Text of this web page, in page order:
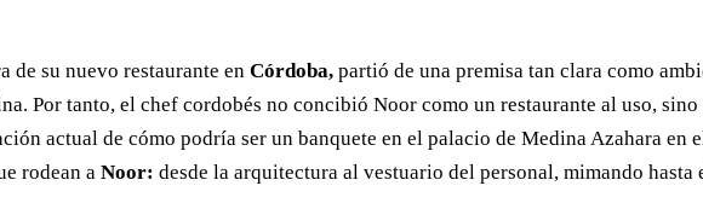
de su nuevo restaurante en Córdoba, partió de una premisa tan clara como
Por tanto, el chef cordobés no concibió Noor como un restaurante al uso,
actual de cómo podría ser un banquete en el palacio de Medina Azahara en
rodean a Noor: desde la arquitectura al vestuario del personal, mimando